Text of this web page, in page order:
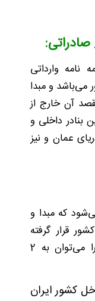
صادراتی:
نامه وارداتی
می‌باشد و مبدا
آن خارج از
داخلی و
عمان و نیز
که مبدا و
قرار گرفته
باشند. بیمه نامه باربری ترانزیتی را می‌توان به 2
کشور ایران